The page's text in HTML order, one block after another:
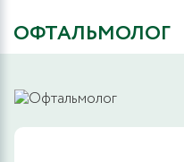
ОФТАЛЬМОЛОГ